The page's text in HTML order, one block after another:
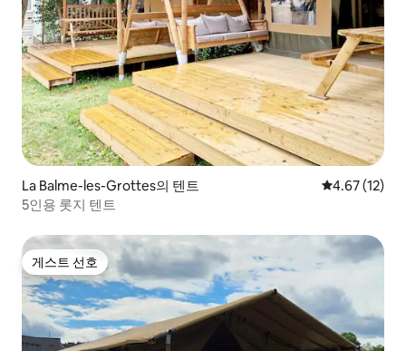
La Balme-les-Grottes의 텐트 평점 4.67점
4.67 (12)
5인용 롯지 텐트
게스트 선호
게스트 선호